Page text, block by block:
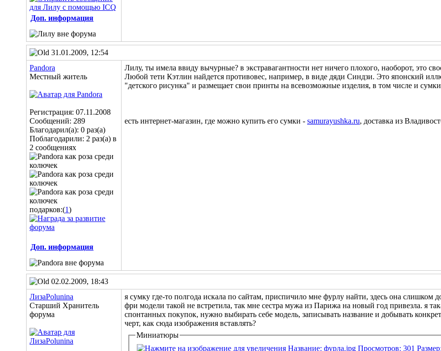
Доп. информация
31.01.2009, 12:54
Pandora
Местный житель
Регистрация: 07.11.2008
Сообщений: 289
Благодарил(а): 0 раз(а)
Поблагодарили: 2 раз(а) в
2 сообщениях
подарков:(1)
Доп. информация
Лилу, ты имела ввиду вычурные? в экстравагантности нет ничего плохого, наоборот, это
Любой тети Кэтлин найдется противовес, например, в виде дяди Синдзи. Это японский
"детского рисунка" и размещает свои принты на всевозможные изделия, в том числе и
есть интернет-магазин, где можно купить его сумки - samurayushka.ru, доставка из
02.02.2009, 18:43
ЛизаPolunina
Старший Хранитель
форума
я сумку где-то полгода искала по сайтам, приспичило мне фурлу найти, здесь она слишком
фри модели такой не встретила, так мне сестра мужа из Парижа на новый год привезла. я
спонтанных покупок, нужно выбирать себе модель, записывать название и добывать
черт, как сюда изображения вставлять?
Миниатюры